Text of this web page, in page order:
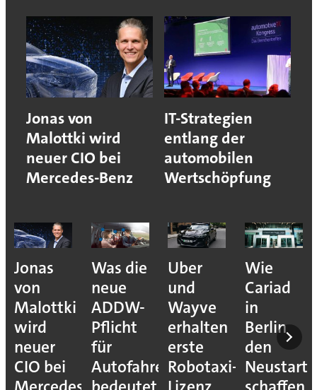
Jonas von
Malottki wird
neuer CIO bei
Mercedes-Benz
IT-Strategien
entlang der
automobilen
Wertschöpfung
Jonas
von
Malottki
wird
neuer
CIO bei
Was die
neue
ADDW-
Pflicht
für
Autofahrer
Uber
und
Wayve
erhalten
erste
Robotaxi-
Wie
Cariad
in
Berlin
den
Neustart